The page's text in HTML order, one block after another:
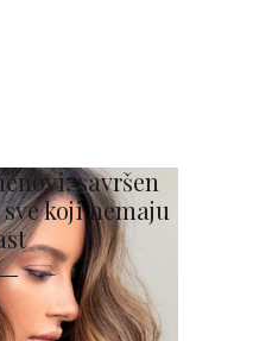
savršen
koji nemaju